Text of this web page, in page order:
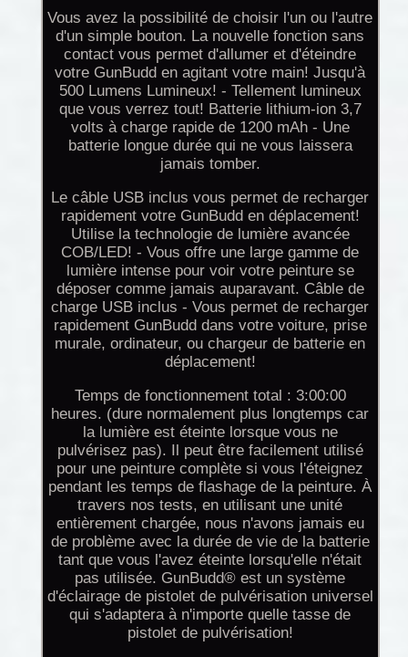
Vous avez la possibilité de choisir l'un ou l'autre
d'un simple bouton. La nouvelle fonction sans
contact vous permet d'allumer et d'éteindre
votre GunBudd en agitant votre main! Jusqu'à
500 Lumens Lumineux! - Tellement lumineux
que vous verrez tout! Batterie lithium-ion 3,7
volts à charge rapide de 1200 mAh - Une
batterie longue durée qui ne vous laissera
jamais tomber.
Le câble USB inclus vous permet de recharger
rapidement votre GunBudd en déplacement!
Utilise la technologie de lumière avancée
COB/LED! - Vous offre une large gamme de
lumière intense pour voir votre peinture se
déposer comme jamais auparavant. Câble de
charge USB inclus - Vous permet de recharger
rapidement GunBudd dans votre voiture, prise
murale, ordinateur, ou chargeur de batterie en
déplacement!
Temps de fonctionnement total : 3:00:00
heures. (dure normalement plus longtemps car
la lumière est éteinte lorsque vous ne
pulvérisez pas). Il peut être facilement utilisé
pour une peinture complète si vous l'éteignez
pendant les temps de flashage de la peinture. À
travers nos tests, en utilisant une unité
entièrement chargée, nous n'avons jamais eu
de problème avec la durée de vie de la batterie
tant que vous l'avez éteinte lorsqu'elle n'était
pas utilisée. GunBudd® est un système
d'éclairage de pistolet de pulvérisation universel
qui s'adaptera à n'importe quelle tasse de
pistolet de pulvérisation!